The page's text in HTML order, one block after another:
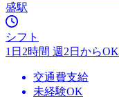
盛駅
シフト
1日2時間 週2日からOK
交通費支給
未経験OK